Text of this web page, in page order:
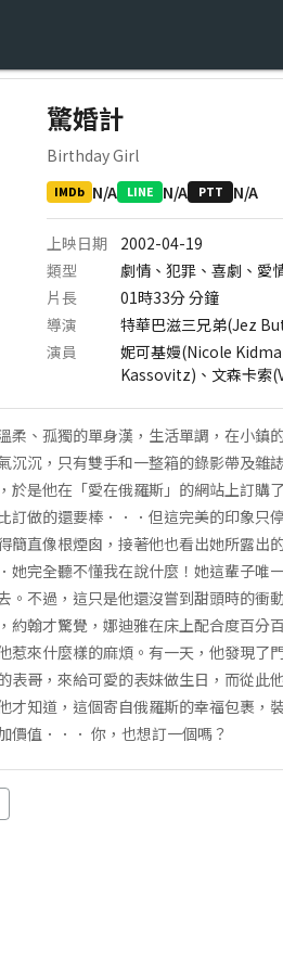
驚婚計
Birthday Girl
IMDb N/A LINE N/A PTT N/A
上映日期
2002-04-19
類型
劇情、犯罪、喜劇、愛
片長
01時33分分鐘
導演
特華巴滋三兄弟(Jez
演員
妮可基嫚(Nicole
Kassovitz)、文森卡索
柔、孤獨的單身漢，生活單調，在小鎮
沉沉，只有雙手和一整箱的錄影帶及雜
於是他在「愛在俄羅斯」的網站上訂
訂做的還要棒．．．但這完美的印象
簡直像根煙囪，接著他也看出她所露
她完全聽不懂我在說什麼！她這輩子
。不過，這只是他還沒嘗到甜頭時的
約翰才驚覺，娜迪雅在床上配合度百
惹來什麼樣的麻煩。有一天，他發現
表哥，來給可愛的表妹做生日，而從
才知道，這個寄自俄羅斯的幸福包裹
價值．．． 你，也想訂一個嗎？